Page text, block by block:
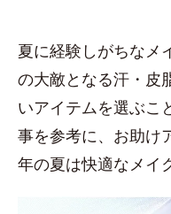
夏に経験しがちなメ
の大敵となる汗・皮
いアイテムを選ぶこ
事を参考に、お助け
年の夏は快適なメイ